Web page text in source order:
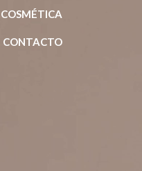
COSMÉTICA
CONTACTO